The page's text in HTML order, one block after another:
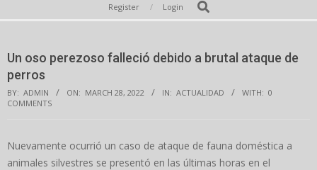
Navigation
Register Login Search
Un oso perezoso falleció debido a brutal ataque de
perros
BY: ADMIN ON: MARCH 28, 2022 IN: ACTUALIDAD WITH: 0
COMMENTS
Nuevamente ocurrió un caso de ataque de fauna doméstica a
animales silvestres se presentó en las últimas horas en el